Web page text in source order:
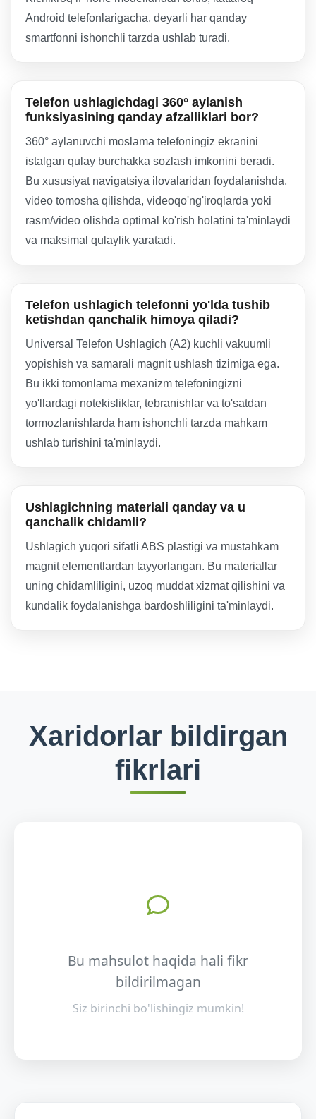
Android telefonlarigacha, deyarli har qanday
smartfonni ishonchli tarzda ushlab turadi.
Telefon ushlagichdagi 360° aylanish
funksiyasining qanday afzalliklari bor?
360° aylanuvchi moslama telefoningiz ekranini
istalgan qulay burchakka sozlash imkonini beradi.
Bu xususiyat navigatsiya ilovalaridan foydalanishda,
video tomosha qilishda, videoqo'ng'iroqlarda yoki
rasm/video olishda optimal ko'rish holatini ta'minlaydi
va maksimal qulaylik yaratadi.
Telefon ushlagich telefonni yo'lda tushib
ketishdan qanchalik himoya qiladi?
Universal Telefon Ushlagich (A2) kuchli vakuumli
yopishish va samarali magnit ushlash tizimiga ega.
Bu ikki tomonlama mexanizm telefoningizni
yo'llardagi notekisliklar, tebranishlar va to'satdan
tormozlanishlarda ham ishonchli tarzda mahkam
ushlab turishini ta'minlaydi.
Ushlagichning materiali qanday va u
qanchalik chidamli?
Ushlagich yuqori sifatli ABS plastigi va mustahkam
magnit elementlardan tayyorlangan. Bu materiallar
uning chidamliligini, uzoq muddat xizmat qilishini va
kundalik foydalanishga bardoshliligini ta'minlaydi.
Xaridorlar bildirgan
fikrlari
Bu mahsulot haqida hali fikr
bildirilmagan
Siz birinchi bo'lishingiz mumkin!